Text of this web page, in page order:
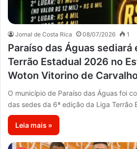
Jornal de Costa Rica 08/07/2026 1
Paraíso das Águas sediará
Terrão Estadual 2026 no
Woton Vitorino de
O município de Paraíso das Águas foi
das sedes da 6ª edição da Liga Terrão
Leia mais »